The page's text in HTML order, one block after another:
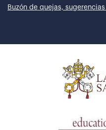
Buzón de quejas,